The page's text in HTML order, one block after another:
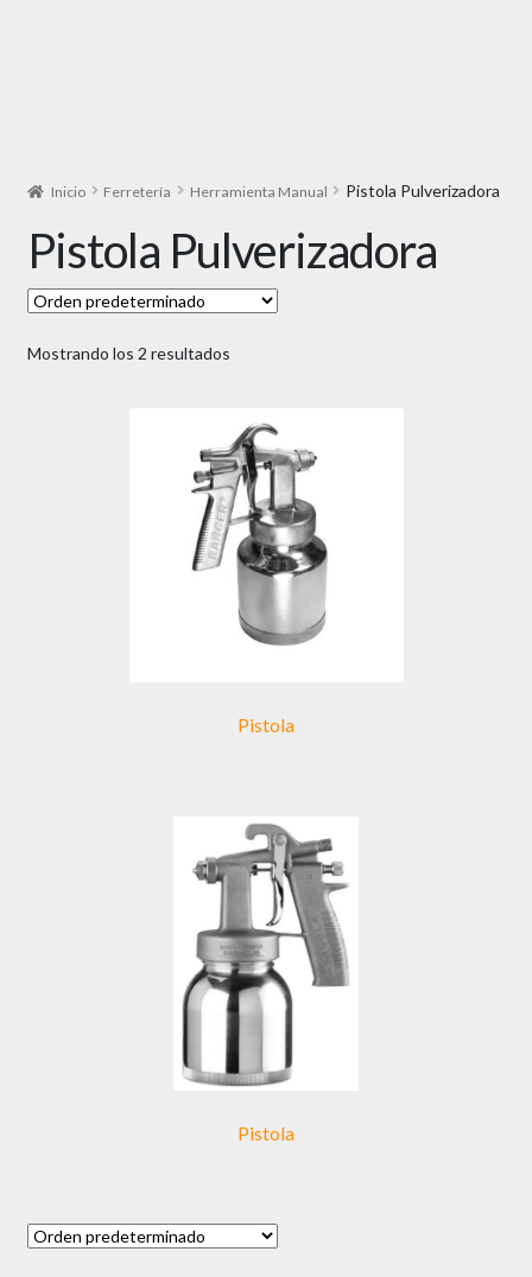
Inicio Ferretería Herramienta Manual Pistola Pulverizadora
Pistola Pulverizadora
Mostrando los 2 resultados
Pistola
Pistola